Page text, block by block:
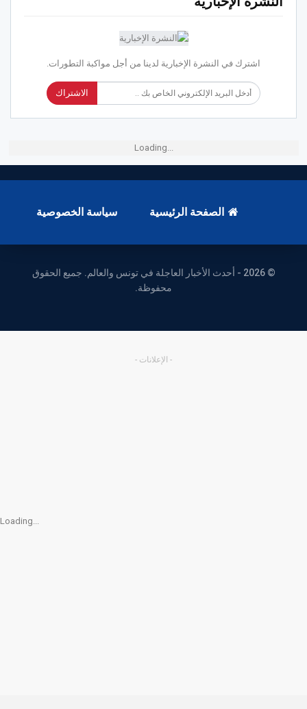
اشترك في النشرة الإخبارية لدينا من أجل مواكبة التطورات.
الاشتراك
Loading...
الصفحة الرئيسية سياسة الخصوصية
© 2026 - أحدث الأخبار العاجلة في تونس والعالم. جميع الحقوق
محفوظة.
- الإعلانات -
Loading...